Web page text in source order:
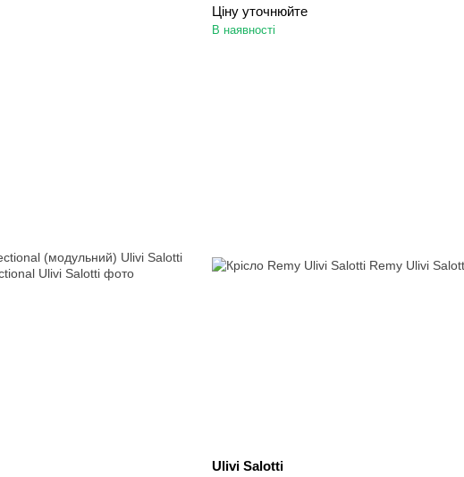
Ціну уточнюйте
В наявності
Ulivi Salotti